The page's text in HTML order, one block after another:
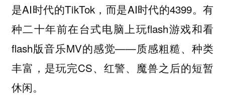
是AI时代的TikTok，而是AI时代的4399。有
种二十年前在台式电脑上玩flash游戏和看
flash版音乐MV的感觉——质感粗糙、种类
丰富，是玩完CS、红警、魔兽之后的短暂
休闲。